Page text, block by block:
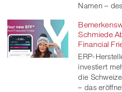
Namen –
Schmiede
Financial
ERP-
investiert
die
– das